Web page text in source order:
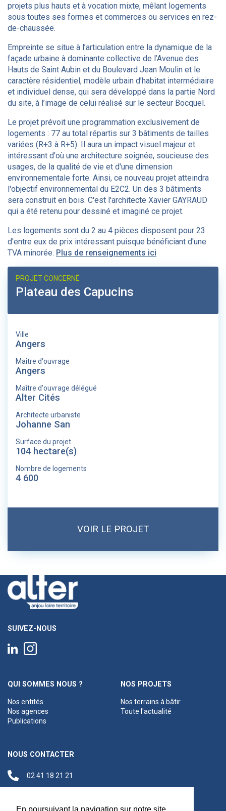
En poursuivant la navigation sur notre site
projets plus hauts et à vocation mixte, mêlant logements
sous toutes ses formes et commerces ou services en rez-
de-chaussée.
Empreinte se situe à l’articulation entre la dynamique de la
façade urbaine à dominante collective de l’Avenue des
Hauts de Saint Aubin et du Boulevard Jean Moulin et le
caractère résidentiel, modèle urbain d’habitat intermédiaire
et individuel dense, qui sera développé dans la partie Nord
du site, à l’image de celui réalisé sur le secteur Bocquel.
Le projet prévoit une programmation exclusivement de
logements : 77 au total répartis sur 3 bâtiments de tailles
variées (R+3 à R+5). Il aura un impact visuel majeur et
intéressant d'où une architecture soignée, soucieuse des
usages, de la qualité de vie et d'une dimension
environnementale forte. Ainsi, ce nouveau projet atteindra
l'objectif environnemental du E2C2. Un des 3 bâtiments
sera construit en bois. C'est l'architecte Xavier GAYRAUD
qui a été retenu pour dessiné et imaginé ce projet.
Les logements sont du 2 au 4 pièces disposent pour 23
d'entre eux de prix intéressant puisque bénéficiant d'une
TVA minorée. Plus de renseignements ici
PROJET CONCERNÉ
Plateau des Capucins
Ville
Angers
Maître d'ouvrage
Angers
Maître d'ouvrage délégué
Alter Cités
Architecte urbaniste
Johanne San
Surface du projet
104 hectare(s)
Nombre de logements
4 600
VOIR LE PROJET
SUIVEZ-NOUS
QUI SOMMES NOUS ?
Nos entités
Nos agences
Publications
NOS PROJETS
Nos terrains à bâtir
Toute l'actualité
NOUS CONTACTER
02 41 18 21 21
Siège social